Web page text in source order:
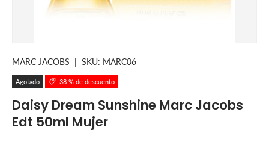
MARC JACOBS | SKU: MARC06
Agotado 38 % de descuento
Daisy Dream Sunshine Marc Jacobs
Edt 50ml Mujer